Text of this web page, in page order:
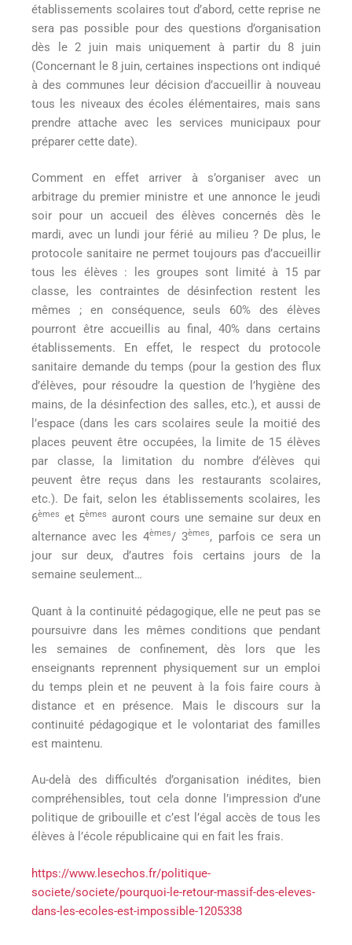
établissements scolaires tout d’abord, cette reprise ne
sera pas possible pour des questions d’organisation
dès le 2 juin mais uniquement à partir du 8 juin
(Concernant le 8 juin, certaines inspections ont indiqué
à des communes leur décision d’accueillir à nouveau
tous les niveaux des écoles élémentaires, mais sans
prendre attache avec les services municipaux pour
préparer cette date).
Comment en effet arriver à s’organiser avec un
arbitrage du premier ministre et une annonce le jeudi
soir pour un accueil des élèves concernés dès le
mardi, avec un lundi jour férié au milieu ? De plus, le
protocole sanitaire ne permet toujours pas d’accueillir
tous les élèves : les groupes sont limité à 15 par
classe, les contraintes de désinfection restent les
mêmes ; en conséquence, seuls 60% des élèves
pourront être accueillis au final, 40% dans certains
établissements. En effet, le respect du protocole
sanitaire demande du temps (pour la gestion des flux
d’élèves, pour résoudre la question de l’hygiène des
mains, de la désinfection des salles, etc.), et aussi de
l’espace (dans les cars scolaires seule la moitié des
places peuvent être occupées, la limite de 15 élèves
par classe, la limitation du nombre d’élèves qui
peuvent être reçus dans les restaurants scolaires,
etc.). De fait, selon les établissements scolaires, les
6èmes et 5èmes
auront cours une semaine sur deux en
alternance avec les 4èmes/ 3èmes, parfois ce sera un
jour sur deux, d’autres fois certains jours de la
semaine seulement…
Quant à la continuité pédagogique, elle ne peut pas se
poursuivre dans les mêmes conditions que pendant
les semaines de confinement, dès lors que les
enseignants reprennent physiquement sur un emploi
du temps plein et ne peuvent à la fois faire cours à
distance et en présence. Mais le discours sur la
continuité pédagogique et le volontariat des familles
est maintenu.
Au-delà des difficultés d’organisation inédites, bien
compréhensibles, tout cela donne l’impression d’une
politique de gribouille et c’est l’égal accès de tous les
élèves à l’école républicaine qui en fait les frais.
https://www.lesechos.fr/politique-
societe/societe/pourquoi-le-retour-massif-des-eleves-
dans-les-ecoles-est-impossible-1205338